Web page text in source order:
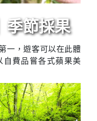
節採果
一，遊客可以在此體
自費品嘗各式蘋果美